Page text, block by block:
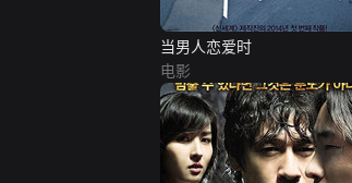
当男人恋爱时
电影